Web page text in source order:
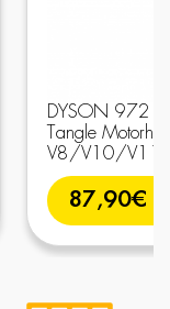
DYSON
Tangle
V8/V10/V11
87,90€